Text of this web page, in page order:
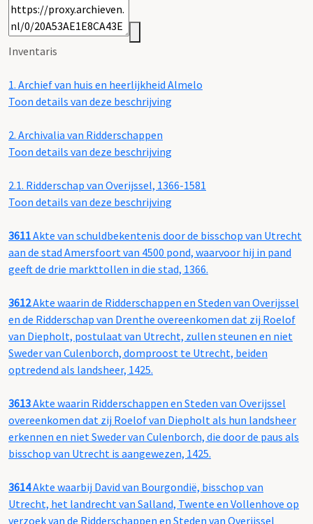
Inventaris
1. Archief van huis en heerlijkheid Almelo
Toon details van deze beschrijving
2. Archivalia van Ridderschappen
Toon details van deze beschrijving
2.1. Ridderschap van Overijssel, 1366-1581
Toon details van deze beschrijving
3611Akte van schuldbekentenis door de bisschop van Utrecht
aan de stad Amersfoort van 4500 pond, waarvoor hij in pand
geeft de drie markttollen in die stad, 1366.
3612Akte waarin de Ridderschappen en Steden van Overijssel
en de Ridderschap van Drenthe overeenkomen dat zij Roelof
van Diepholt, postulaat van Utrecht, zullen steunen en niet
Sweder van Culenborch, domproost te Utrecht, beiden
optredend als landsheer, 1425.
3613Akte waarin Ridderschappen en Steden van Overijssel
overeenkomen dat zij Roelof van Diepholt als hun landsheer
erkennen en niet Sweder van Culenborch, die door de paus als
bisschop van Utrecht is aangewezen, 1425.
3614Akte waarbij David van Bourgondië, bisschop van
Utrecht, het landrecht van Salland, Twente en Vollenhove op
verzoek van de Ridderschappen en Steden van Overijssel